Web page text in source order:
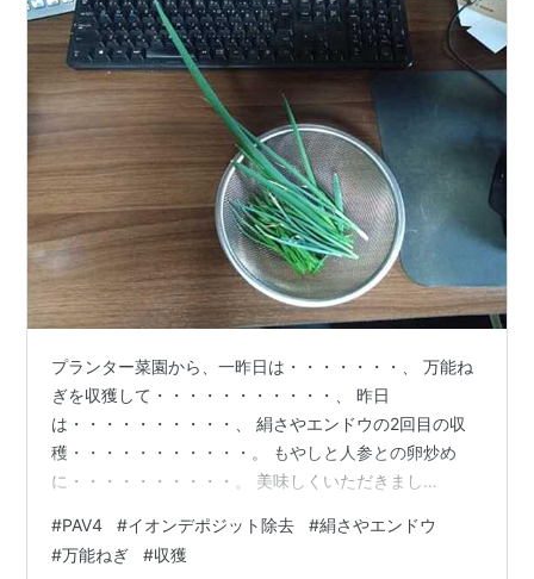
プランター菜園から、一昨日は・・・・・・・、 万能ね
ぎを収獲して・・・・・・・・・・・、 昨日
は・・・・・・・・・・、 絹さやエンドウの2回目の収
穫・・・・・・・・・・・。 もやしと人参との卵炒め
に・・・・・・・・・・。 美味しくいただきまし
て・・・・・・・・・・・・・、 土曜日、日曜日とマイ
カーのイオンデポジットの除去を・・・・・。 見にくい
#PAV4 #イオンデポジット除去 #絹さやエンドウ
#万能ねぎ #収獲